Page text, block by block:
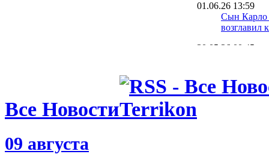
01.06.26 13:59
Сын Карло
возглавил
30.05.26 00:45
прописку
Все Новости
09 августа